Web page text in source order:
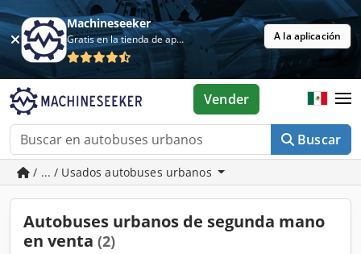
Machineseeker
Gratis en la tienda de aplicaciones A la aplicación
Buscar
Vender
/ ... / Usados autobuses urbanos
Autobuses urbanos de segunda mano
en venta (2)